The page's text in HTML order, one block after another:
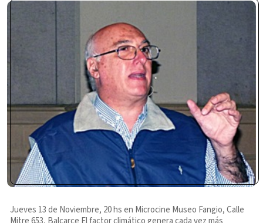
Jueves 13 de Noviembre, 20 hs en Microcine Museo Fangio, Calle